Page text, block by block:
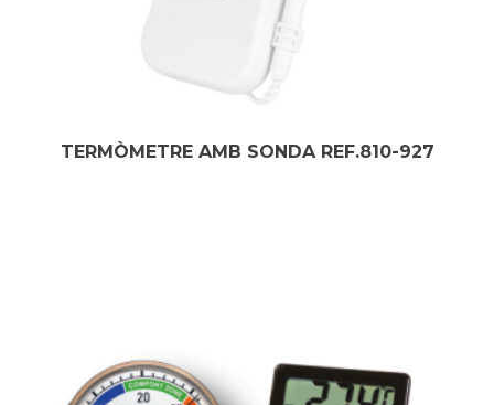
TERMÒMETRE AMB SONDA REF.810-927